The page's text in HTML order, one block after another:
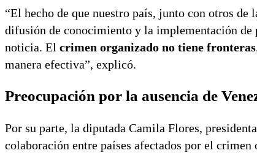
“El hecho de que nuestro país, junto con otros
difusión de conocimiento y la implementación de
noticia. El crimen organizado no tiene fronteras
manera efectiva”, explicó.
Preocupación por la ausencia de
Por su parte, la diputada Camila Flores,
colaboración entre países afectados por el